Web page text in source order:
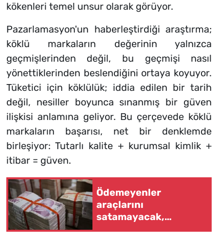
kökenleri temel unsur olarak görüyor.
Pazarlamasyon'un haberleştirdiği araştırma;
köklü markaların değerinin yalnızca
geçmişlerinden değil, bu geçmişi nasıl
yönettiklerinden beslendiğini ortaya koyuyor.
Tüketici için köklülük; iddia edilen bir tarih
değil, nesiller boyunca sınanmış bir güven
ilişkisi anlamına geliyor. Bu çerçevede köklü
markaların başarısı, net bir denklemde
birleşiyor: Tutarlı kalite + kurumsal kimlik +
itibar = güven.
Ödemeyenler
araçlarını
satamayacak,